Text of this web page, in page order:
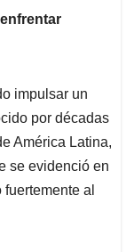
impulsar un
por décadas
América Latina,
se evidenció en
al